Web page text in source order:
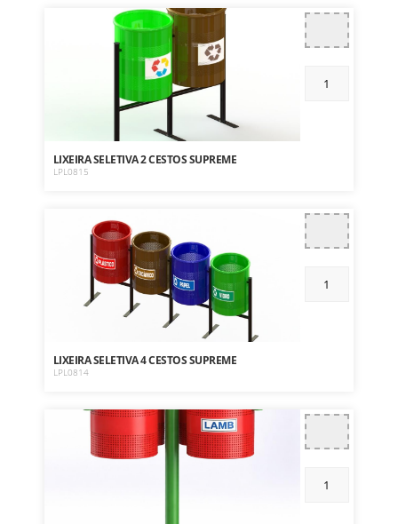
LIXEIRA SELETIVA 2 CESTOS SUPREME
LPL0815
LIXEIRA SELETIVA 4 CESTOS SUPREME
LPL0814